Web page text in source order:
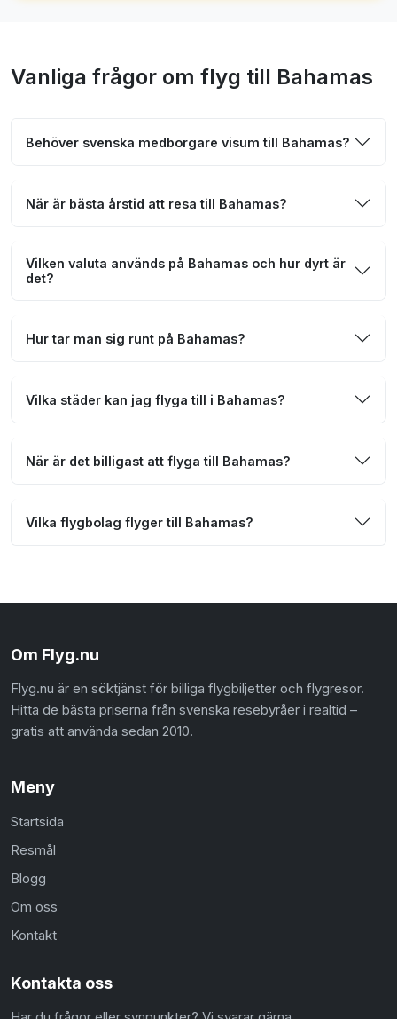
Vanliga frågor om flyg till Bahamas
Behöver svenska medborgare visum till Bahamas?
När är bästa årstid att resa till Bahamas?
Vilken valuta används på Bahamas och hur dyrt är
det?
Hur tar man sig runt på Bahamas?
Vilka städer kan jag flyga till i Bahamas?
När är det billigast att flyga till Bahamas?
Vilka flygbolag flyger till Bahamas?
Om Flyg.nu
Flyg.nu är en söktjänst för billiga flygbiljetter och flygresor.
Hitta de bästa priserna från svenska resebyråer i realtid –
gratis att använda sedan 2010.
Meny
Startsida
Resmål
Blogg
Om oss
Kontakt
Kontakta oss